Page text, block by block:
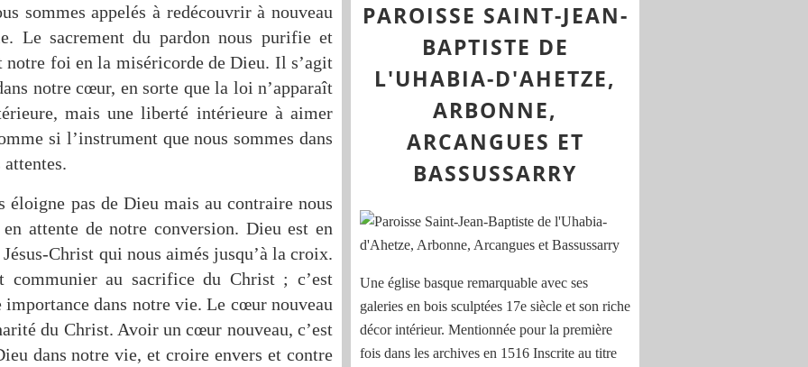
sommes appelés à redécouvrir à nouveau
Le sacrement du pardon nous purifie et
foi en la miséricorde de Dieu. Il s’agit
notre cœur, en sorte que la loi n’apparaît
mais une liberté intérieure à aimer
si l’instrument que nous sommes dans
éloigne pas de Dieu mais au contraire nous
attente de notre conversion. Dieu est en
Christ qui nous aimés jusqu’à la croix.
communier au sacrifice du Christ ; c’est
dans notre vie. Le cœur nouveau
du Christ. Avoir un cœur nouveau, c’est
dans notre vie, et croire envers et contre
PAROISSE SAINT-JEAN-
BAPTISTE DE
L'UHABIA-D'AHETZE,
ARBONNE,
ARCANGUES ET
BASSUSSARRY
Une église basque remarquable avec ses
galeries en bois sculptées 17e siècle et son riche
décor intérieur. Mentionnée pour la première
fois dans les archives en 1516 Inscrite au titre